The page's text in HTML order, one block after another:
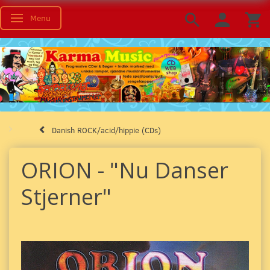
Toggle navigation
Menu
Danish ROCK/acid/hippie (CDs)
ORION - "Nu Danser
Stjerner"